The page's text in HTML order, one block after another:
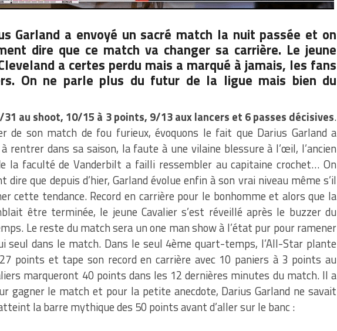
Garland a envoyé un sacré match la nuit passée et on
dire que ce match va changer sa carrière. Le jeune
a certes perdu mais a marqué à jamais, les fans
On ne parle plus du futur de la ligue mais bien du
au shoot, 10/15 à 3 points, 9/13 aux lancers et 6 passes décisives.
de son match de fou furieux, évoquons le fait que Darius Garland a
rentrer dans sa saison, la faute à une vilaine blessure à l’œil, l’ancien
la faculté de Vanderbilt a failli ressembler au capitaine crochet… On
dire que depuis d’hier, Garland évolue enfin à son vrai niveau même s’il
cette tendance. Record en carrière pour le bonhomme et alors que la
être terminée, le jeune Cavalier s’est réveillé après le buzzer du
Le reste du match sera un one man show à l’état pur pour ramener
seul dans le match. Dans le seul 4ème quart-temps, l’All-Star plante
points et tape son record en carrière avec 10 paniers à 3 points au
marqueront 40 points dans les 12 dernières minutes du match. Il a
gagner le match et pour la petite anecdote, Darius Garland ne savait
la barre mythique des 50 points avant d’aller sur le banc :